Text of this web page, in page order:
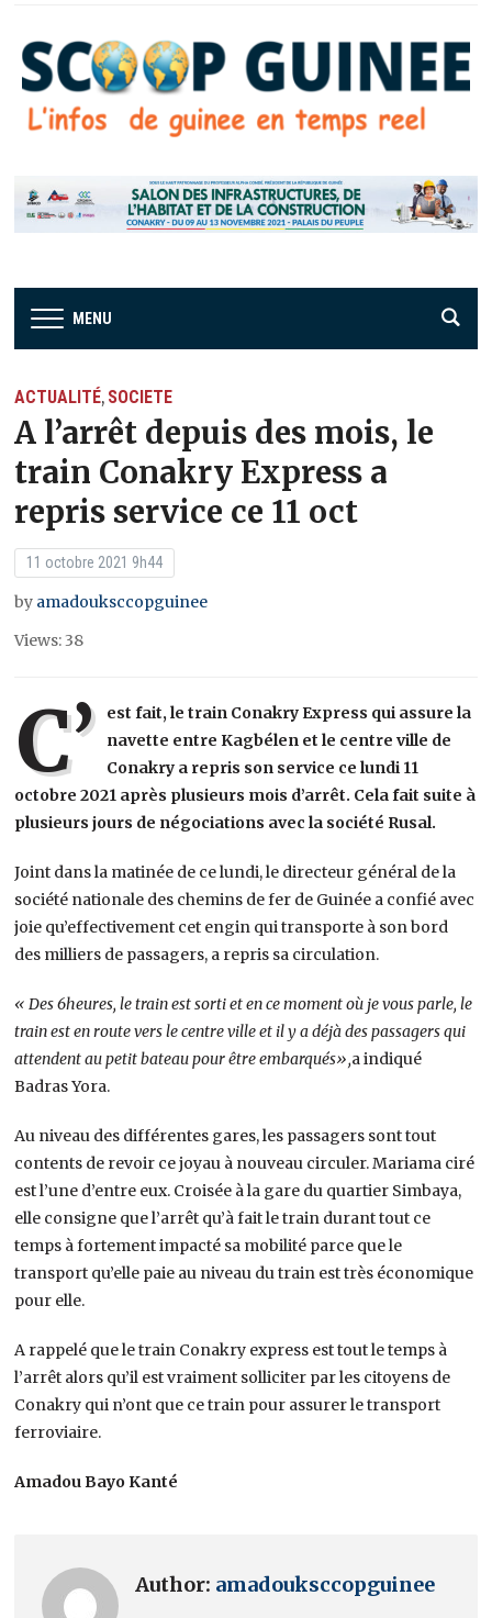
MENU
ACTUALITÉ, SOCIETE
A l’arrêt depuis des mois, le
train Conakry Express a
repris service ce 11 oct
11 octobre 2021 9h44
by amadouksccopguinee
Views: 38
C’
est fait, le train Conakry Express qui assure la
navette entre Kagbélen et le centre ville de
Conakry a repris son service ce lundi 11
octobre 2021 après plusieurs mois d’arrêt. Cela fait suite à
plusieurs jours de négociations avec la société Rusal.
Joint dans la matinée de ce lundi, le directeur général de la
société nationale des chemins de fer de Guinée a confié avec
joie qu’effectivement cet engin qui transporte à son bord
des milliers de passagers, a repris sa circulation.
« Des 6heures, le train est sortieten ce moment où je vous parle, le
train est en route vers le centre ville et il y a déjà des passagers qui
attendent au petit bateau pour être embarqués»,a indiqué
Badras Yora.
Au niveau des différentes gares, les passagers sont tout
contents de revoir ce joyau à nouveau circuler. Mariama ciré
est l’une d’entre eux. Croisée à la gare du quartier Simbaya,
elle consigne que l’arrêt qu’à fait le train durant tout ce
temps à fortement impacté sa mobilité parce que le
transport qu’elle paie au niveau du train est très économique
pour elle.
A rappelé que le train Conakry express est tout le temps à
l’arrêt alors qu’il est vraiment solliciter par les citoyens de
Conakry qui n’ont que ce train pour assurer le transport
ferroviaire.
Amadou Bayo Kanté
Author: amadouksccopguinee